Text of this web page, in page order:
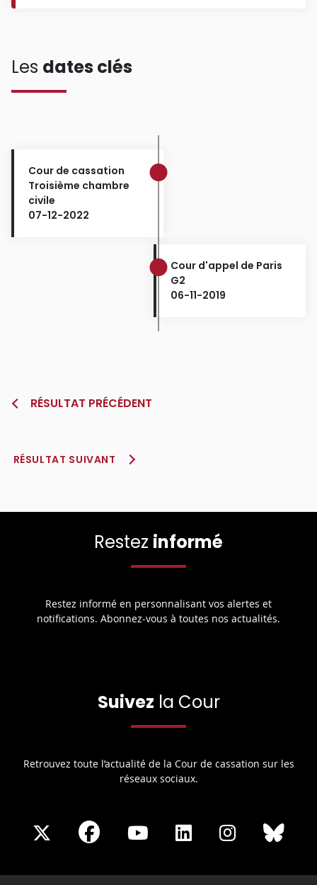
Les dates clés
Cour de cassation
Troisième chambre
civile
07-12-2022
Cour d'appel de Paris
G2
06-11-2019
RÉSULTAT PRÉCÉDENT
RÉSULTAT SUIVANT
Restez informé
Restez informé en personnalisant vos alertes et
notifications. Abonnez-vous à toutes nos actualités.
Suivez la Cour
Retrouvez toute l’actualité de la Cour de cassation sur les
réseaux sociaux.
Share
X
Share
Facebook
Share
Youtube
Share
LinkedIn
Share
Instagram